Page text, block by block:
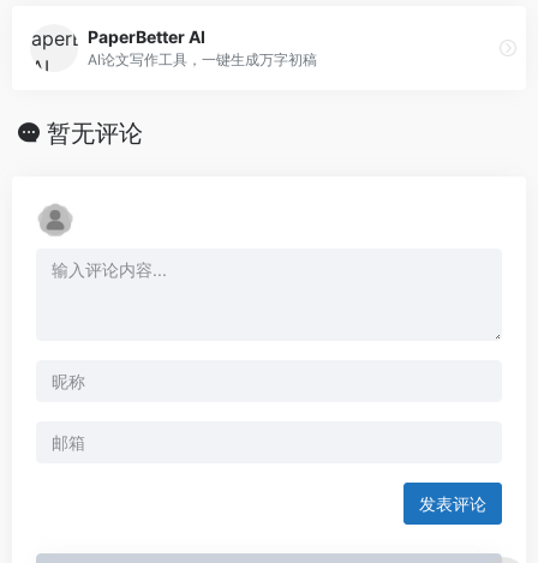
PaperBetter AI
AI论文写作工具，一键生成万字初稿
暂无评论
发表评论